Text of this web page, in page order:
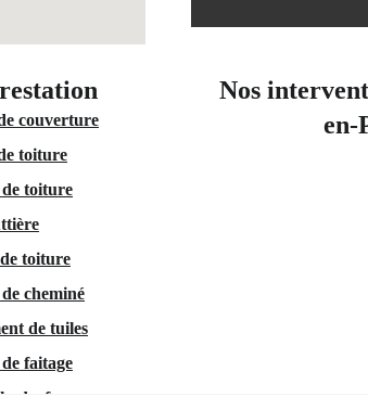
Nos
en-
couverture
toiture
toiture
toiture
cheminé
de tuiles
faitage